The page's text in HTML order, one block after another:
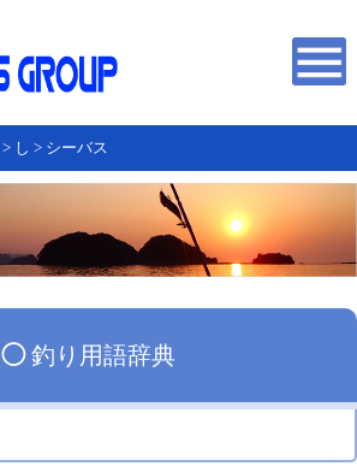
> し > シーバス
◯釣り用語辞典